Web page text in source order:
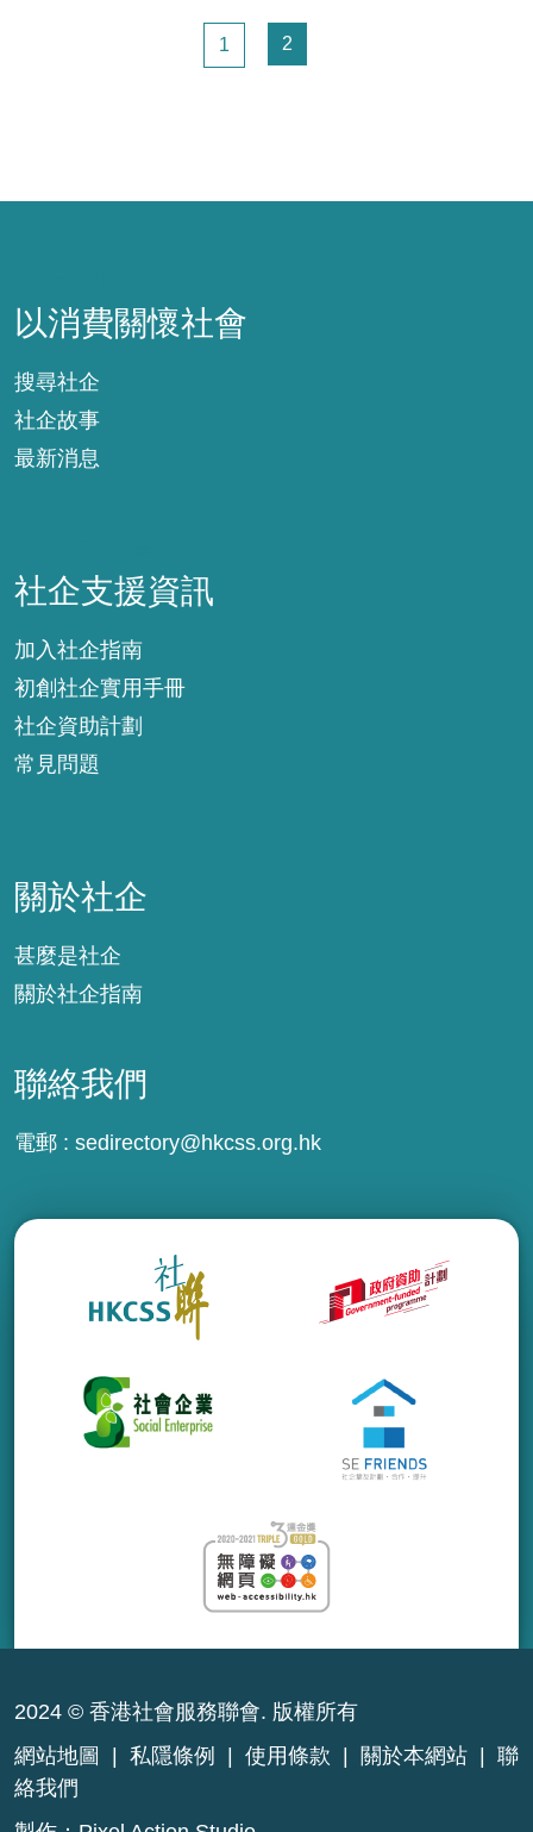
頁面
1 頁面
2
以消費關懷社會
搜尋社企
社企故事
最新消息
社企支援資訊
加入社企指南
初創社企實用手冊
社企資助計劃
常見問題
關於社企
甚麼是社企
關於社企指南
聯絡我們
電郵 : sedirectory@hkcss.org.hk
2024 © 香港社會服務聯會. 版權所有
網站地圖
私隱條例 使用條款 關於本網站
聯
絡我們